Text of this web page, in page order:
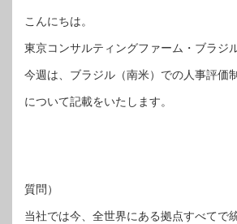
こんにちは。
東京コンサルティングファーム・ブラジ
今週は、ブラジル（南米）での人事評価
について記載をいたします。
質問）
当社では今、全世界にある拠点すべてで